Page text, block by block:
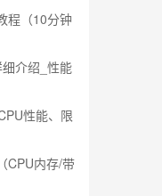
程（10分钟
介绍_性能
性能、限
CPU内存/带